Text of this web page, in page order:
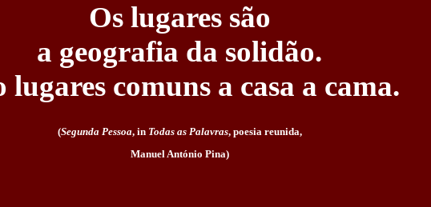
Os lugares são
a geografia da solidão.
lugares comuns a casa a cama.
(Segunda Pessoa, in Todas as Palavras, poesia reunida,
Manuel António Pina)